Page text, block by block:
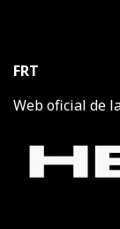
FRT
Web oficial de